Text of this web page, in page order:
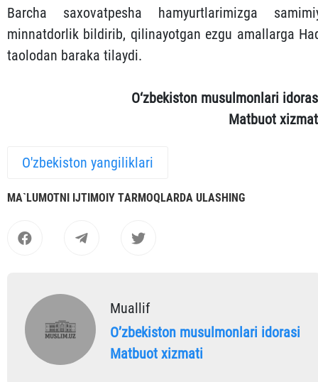
Barcha saxovatpesha hamyurtlarimizga
minnatdorlik bildirib, qilinayotgan ezgu amallarga
taolodan baraka tilaydi.
O‘zbekiston musulmonlari
Matbuot
O'zbekiston yangiliklari
MА`LUMOTNI IJTIMOIY TАRMOQLАRDА ULАSHING
Muallif
Oʼzbekiston musulmonlari idorasi
Matbuot xizmati